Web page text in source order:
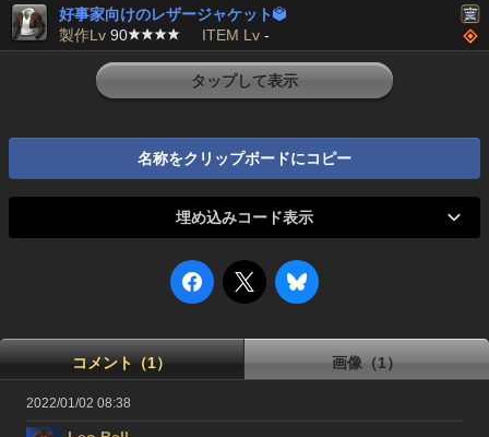
好事家向けのレザージャケット
製作Lv 90 ITEM Lv -
タップして表示
名称をクリップボードにコピー
埋め込みコード表示
コメント（1） 画像（1）
2022/01/02 08:38